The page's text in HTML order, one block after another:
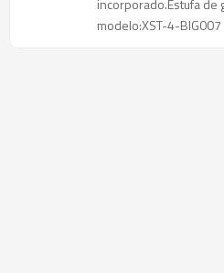
incorporado.Estufa de
modelo:XST-4-BIG007